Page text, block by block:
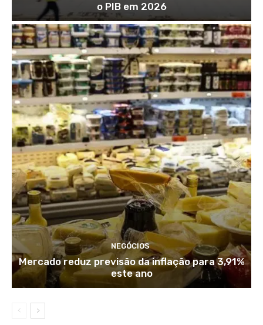
o PIB em 2026
NEGÓCIOS
Mercado reduz previsão da inflação para 3,91%
este ano